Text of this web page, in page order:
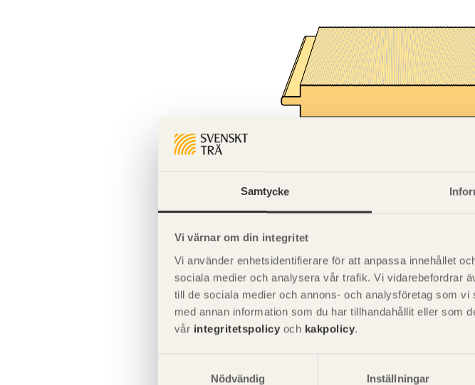
Samtycke
Vi värnar om din integritet
Vi använder enhetsidentifierare för att anpassa innehållet
sociala medier och analysera vår trafik. Vi vidarebefordrar
till de sociala medier och annons- och analysföretag som
med annan information som du har tillhandahållit eller som
vår integritetspolicy och kakpolicy.
Nödvändig
Inställningar